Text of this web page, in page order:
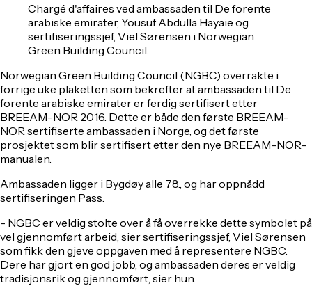
Chargé d'affaires ved ambassaden til De forente
arabiske emirater, Yousuf Abdulla Hayaie og
sertifiseringssjef, Viel Sørensen i Norwegian
Green Building Council.
Norwegian Green Building Council (NGBC) overrakte i
forrige uke plaketten som bekrefter at ambassaden til De
forente arabiske emirater er ferdig sertifisert etter
BREEAM-NOR 2016. Dette er både den første BREEAM-
NOR sertifiserte ambassaden i Norge, og det første
prosjektet som blir sertifisert etter den nye BREEAM-NOR-
manualen.
Ambassaden ligger i Bygdøy alle 78., og har oppnådd
sertifiseringen Pass.
- NGBC er veldig stolte over å få overrekke dette symbolet på
vel gjennomført arbeid, sier sertifiseringssjef, Viel Sørensen
som fikk den gjeve oppgaven med å representere NGBC.
Dere har gjort en god jobb, og ambassaden deres er veldig
tradisjonsrik og gjennomført, sier hun.